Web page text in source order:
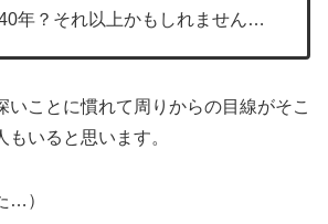
年？それ以上かもしれません…
いことに慣れて周りからの目線がそこ
もいると思います。
…）